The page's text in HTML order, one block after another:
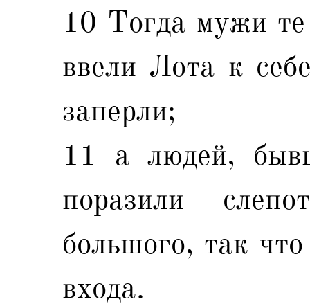
10 Тогда мужи те
ввели Лота к
заперли;
11 а людей,
поразили
большого, так
входа.